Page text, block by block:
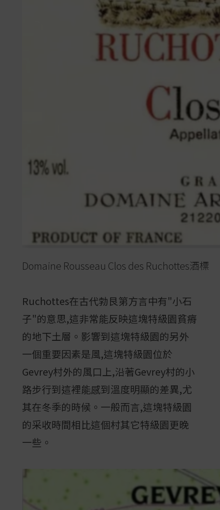
Domaine Rousseau Clos des Ruchottes酒標
Ruchottes在古代勃艮第方言中有"小石
子"的意思,這非常能反映這塊特級園貧瘠
的地下土層。影響到這塊特級園的另外
一個重要因素是風,這塊特級園位於
Gevrey村外的風口上,沿著Gevrey村的小
路步行到這裡能感到溫度明顯的差異,尤
其在冬季的時候。一般而言,這塊特級園
的采收時間相比這個村其它特級園更晚
一些。